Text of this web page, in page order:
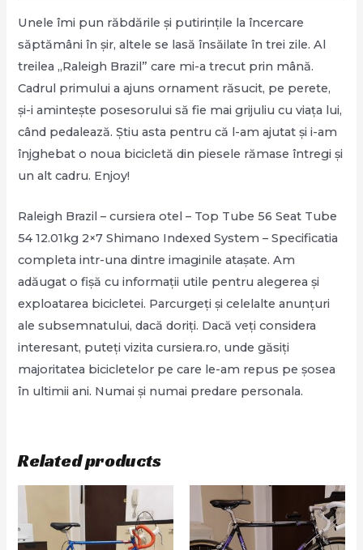
Unele îmi pun răbdările și putirințile la încercare
săptămâni în șir, altele se lasă însăilate în trei zile. Al
treilea „Raleigh Brazil” care mi-a trecut prin mână.
Cadrul primului a ajuns ornament răsucit, pe perete,
și-i amintește posesorului să fie mai grijuliu cu viața lui,
când pedalează. Știu asta pentru că l-am ajutat și i-am
înjghebat o noua bicicletă din piesele rămase întregi și
un alt cadru. Enjoy!
Raleigh Brazil – cursiera otel – Top Tube 56 Seat Tube
54 12.01kg 2×7 Shimano Indexed System – Specificatia
completa intr-una dintre imaginile atașate. Am
adăugat o fișă cu informații utile pentru alegerea și
exploatarea bicicletei. Parcurgeți și celelalte anunțuri
ale subsemnatului, dacă doriți. Dacă veți considera
interesant, puteți vizita cursiera.ro, unde găsiți
majoritatea bicicletelor pe care le-am repus pe șosea
în ultimii ani. Numai și numai predare personala.
Related products